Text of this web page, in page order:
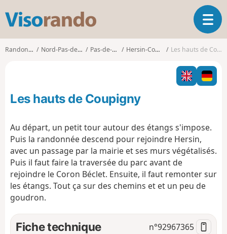
s
o
o
O
u
v
i
r
l
v
g
t
Randonnées Nord-Pas-de-Calais Pas-de-Calais Hersin-Coupigny Les hauts de Coupigny
Les hauts de Coupigny
Au départ, un petit tour autour des étangs s'impose.
Puis la randonnée descend pour rejoindre Hersin,
avec un passage par la mairie et ses murs végétalisés.
Puis il faut faire la traversée du parc avant de
rejoindre le Coron Béclet. Ensuite, il faut remonter sur
les étangs. Tout ça sur des chemins et et un peu de
goudron.
Fiche technique n°92967365